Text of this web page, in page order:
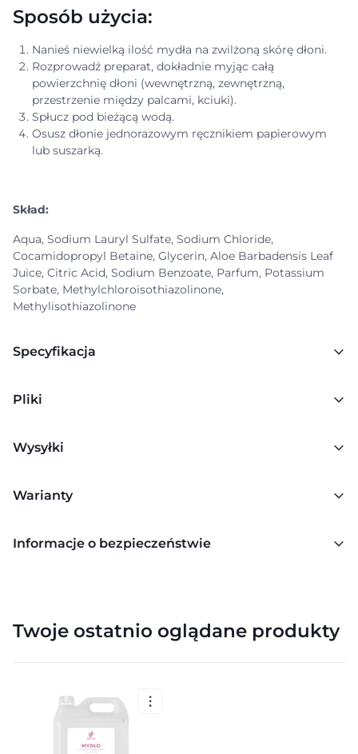
Sposób użycia:
Nanieś niewielką ilość mydła na zwilżoną skórę dłoni.
Rozprowadź preparat, dokładnie myjąc całą
powierzchnię dłoni (wewnętrzną, zewnętrzną,
przestrzenie między palcami, kciuki).
Spłucz pod bieżącą wodą.
Osusz dłonie jednorazowym ręcznikiem papierowym
lub suszarką.
Skład:
Aqua, Sodium Lauryl Sulfate, Sodium Chloride,
Cocamidopropyl Betaine, Glycerin, Aloe Barbadensis Leaf
Juice, Citric Acid, Sodium Benzoate, Parfum, Potassium
Sorbate, Methylchloroisothiazolinone,
Methylisothiazolinone
Specyfikacja
Pliki
Wysyłki
Warianty
Informacje o bezpieczeństwie
Twoje ostatnio oglądane produkty